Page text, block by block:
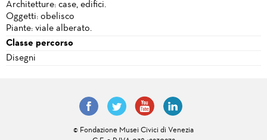
Architetture: case, edifici.
Oggetti: obelisco
Piante: viale alberato.
Classe percorso
Disegni
© Fondazione Musei Civici di Venezia